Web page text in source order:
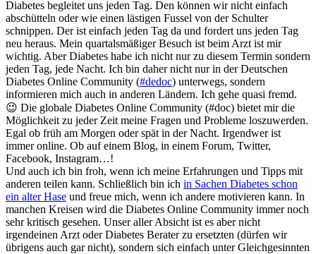
Diabetes begleitet uns jeden Tag. Den können wir nicht einfach
abschütteln oder wie einen lästigen Fussel von der Schulter
schnippen. Der ist einfach jeden Tag da und fordert uns jeden Tag
neu heraus. Mein quartalsmäßiger Besuch ist beim Arzt ist mir
wichtig. Aber Diabetes habe ich nicht nur zu diesem Termin sondern
jeden Tag, jede Nacht. Ich bin daher nicht nur in der Deutschen
Diabetes Online Community (#dedoc) unterwegs, sondern
informieren mich auch in anderen Ländern. Ich gehe quasi fremd.
😉 Die globale Diabetes Online Community (#doc) bietet mir die
Möglichkeit zu jeder Zeit meine Fragen und Probleme loszuwerden.
Egal ob früh am Morgen oder spät in der Nacht. Irgendwer ist
immer online. Ob auf einem Blog, in einem Forum, Twitter,
Facebook, Instagram…!
Und auch ich bin froh, wenn ich meine Erfahrungen und Tipps mit
anderen teilen kann. Schließlich bin ich in Sachen Diabetes schon
ein alter Hase und freue mich, wenn ich andere motivieren kann. In
manchen Kreisen wird die Diabetes Online Community immer noch
sehr kritisch gesehen. Unser aller Absicht ist es aber nicht
irgendeinen Arzt oder Diabetes Berater zu ersetzten (dürfen wir
übrigens auch gar nicht), sondern sich einfach unter Gleichgesinnten